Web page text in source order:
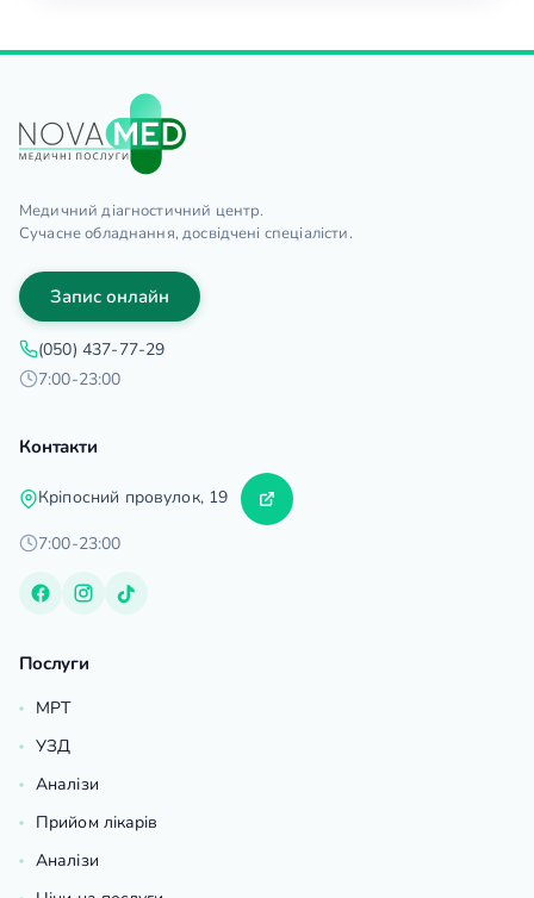
Медичний діагностичний центр.
Сучасне обладнання, досвідчені спеціалісти.
Запис онлайн
(050) 437-77-29
7:00-23:00
Контакти
Кріпосний провулок, 19
7:00-23:00
Послуги
МРТ
УЗД
Аналізи
Прийом лікарів
Аналізи